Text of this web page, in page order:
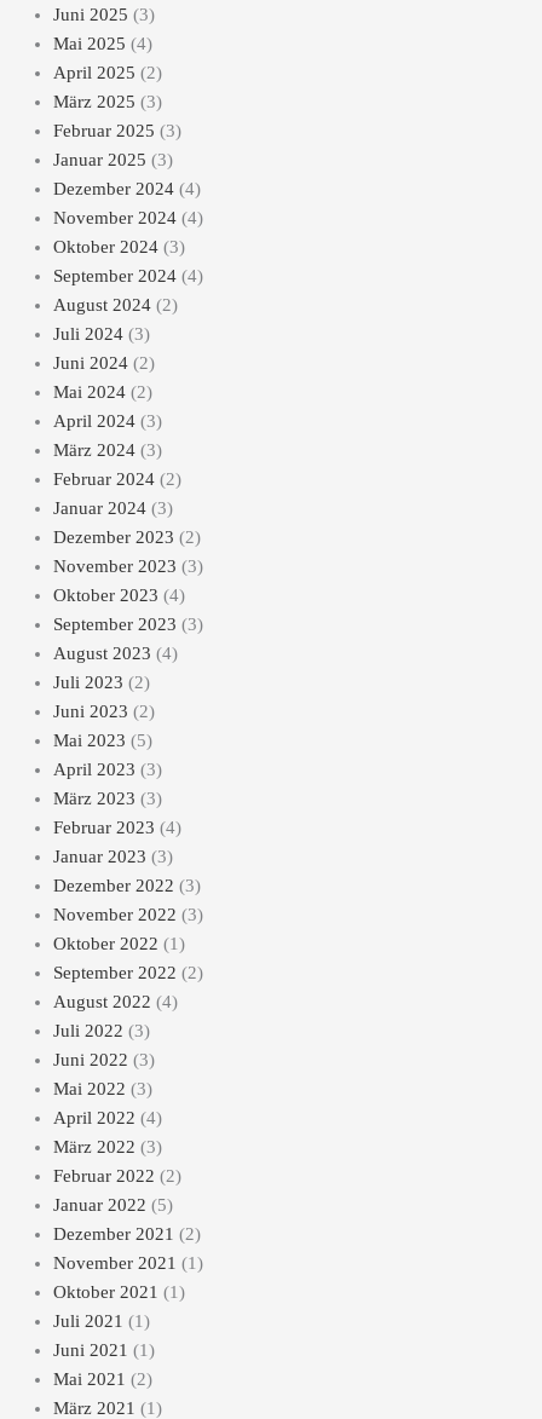
Juni 2025 (3)
Mai 2025 (4)
April 2025 (2)
März 2025 (3)
Februar 2025 (3)
Januar 2025 (3)
Dezember 2024(4)
November 2024(4)
Oktober 2024(3)
September 2024(4)
August 2024(2)
Juli 2024(3)
Juni 2024(2)
Mai 2024(2)
April 2024(3)
März 2024(3)
Februar 2024(2)
Januar 2024(3)
Dezember 2023 (2)
November 2023 (3)
Oktober 2023 (4)
September 2023 (3)
August 2023 (4)
Juli 2023 (2)
Juni 2023 (2)
Mai 2023 (5)
April 2023 (3)
März 2023 (3)
Februar 2023 (4)
Januar 2023 (3)
Dezember 2022 (3)
November 2022 (3)
Oktober 2022 (1)
September 2022 (2)
August 2022 (4)
Juli 2022 (3)
Juni 2022 (3)
Mai 2022 (3)
April 2022 (4)
März 2022 (3)
Februar 2022 (2)
Januar 2022 (5)
Dezember 2021 (2)
November 2021 (1)
Oktober 2021 (1)
Juli 2021 (1)
Juni 2021 (1)
Mai 2021 (2)
März 2021 (1)